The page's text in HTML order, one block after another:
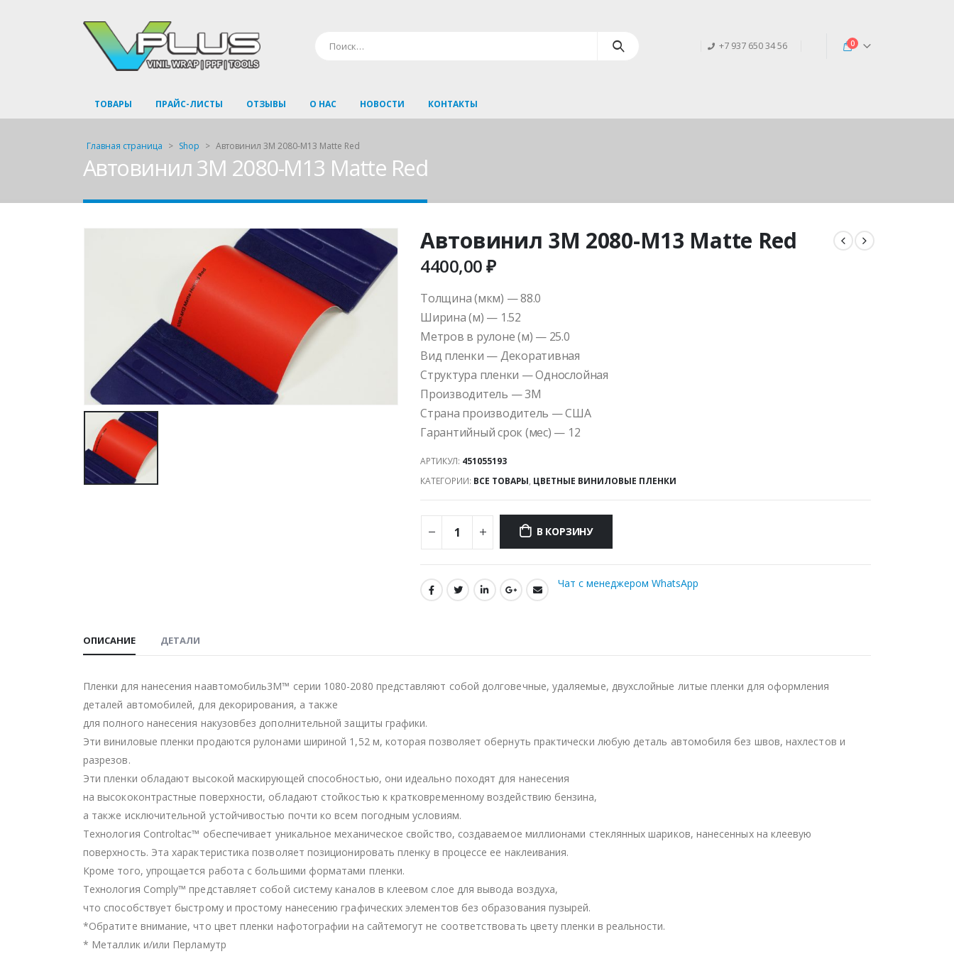
+7 937 650 34 56 0
ТОВАРЫ ПРАЙС-ЛИСТЫ ОТЗЫВЫ О НАС НОВОСТИ КОНТАКТЫ
Главная страница > Shop > Автовинил 3M 2080-M13 Matte Red
Автовинил 3M 2080-M13 Matte Red
Автовинил 3M 2080-M13 Matte Red
4400,00₽
Толщина (мкм) — 88.0
Ширина (м) — 1.52
Метров в рулоне (м) — 25.0
Вид пленки — Декоративная
Структура пленки — Однослойная
Производитель — 3M
Страна производитель — США
Гарантийный срок (мес) — 12
АРТИКУЛ: 451055193
КАТЕГОРИИ: ВСЕ ТОВАРЫ, ЦВЕТНЫЕ ВИНИЛОВЫЕ ПЛЕНКИ
В КОРЗИНУ
Чат с менеджером WhatsApp
ОПИСАНИЕ ДЕТАЛИ
Пленки для нанесения наавтомобиль3M™ серии 1080-2080 представляют собой долговечные, удаляемые, двухслойные литые пленки для оформления
деталей автомобилей, для декорирования, а также
для полного нанесения накузовбез дополнительной защиты графики.
Эти виниловые пленки продаются рулонами шириной 1,52 м, которая позволяет обернуть практически любую деталь автомобиля без швов, нахлестов и
разрезов.
Эти пленки обладают высокой маскирующей способностью, они идеально походят для нанесения
на высококонтрастные поверхности, обладают стойкостью к кратковременному воздействию бензина,
а также исключительной устойчивостью почти ко всем погодным условиям.
Технология Controltac™ обеспечивает уникальное механическое свойство, создаваемое миллионами стеклянных шариков, нанесенных на клеевую
поверхность. Эта характеристика позволяет позиционировать пленку в процессе ее наклеивания.
Кроме того, упрощается работа с большими форматами пленки.
Технология Comply™ представляет собой систему каналов в клеевом слое для вывода воздуха,
что способствует быстрому и простому нанесению графических элементов без образования пузырей.
*Обратите внимание, что цвет пленки нафотографии на сайтемогут не соответствовать цвету пленки в реальности.
* Металлик и/или Перламутр